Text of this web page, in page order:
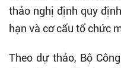
thảo nghị định quy
hạn và cơ cấu tổ chức
Theo dự thảo, Bộ